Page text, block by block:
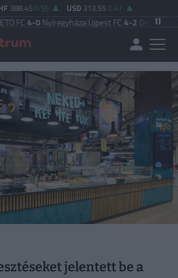
388.45 0.55 USD 313.55 0.47
|Újpest FC4-2Debreceni VSC
jelentett be a